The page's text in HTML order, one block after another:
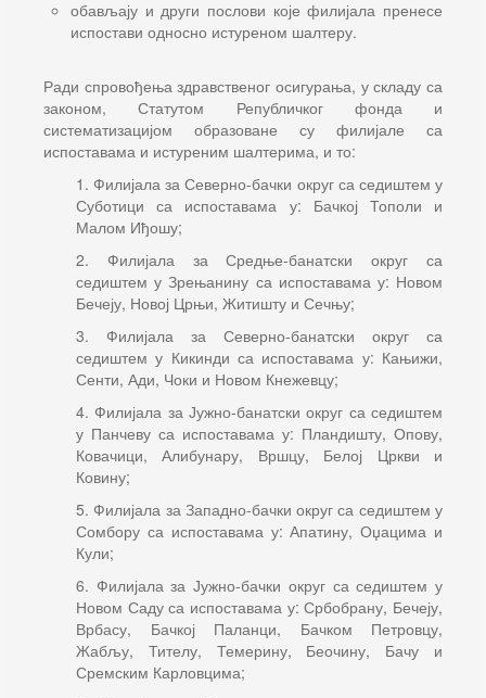
обављају и други послови које филијала пренесе
испостави односно истуреном шалтеру.
Ради спровођења здравственог осигурања, у складу са
законом, Статутом Републичког фонда и
систематизацијом образоване су филијале са
испоставама и истуреним шалтерима, и то:
1. Филијала за Северно-бачки округ са седиштем у
Суботици са испоставама у: Бачкој Тополи и
Малом Иђошу;
2. Филијала за Средње-банатски округ са
седиштем у Зрењанину са испоставама у: Новом
Бечеју, Новој Црњи, Житишту и Сечњу;
3. Филијала за Северно-банатски округ са
седиштем у Кикинди са испоставама у: Кањижи,
Сенти, Ади, Чоки и Новом Кнежевцу;
4. Филијала за Јужно-банатски округ са седиштем
у Панчеву са испоставама у: Пландишту, Опову,
Ковачици, Алибунару, Вршцу, Белој Цркви и
Ковину;
5. Филијала за Западно-бачки округ са седиштем у
Сомбору са испоставама у: Апатину, Оџацима и
Кули;
6. Филијала за Јужно-бачки округ са седиштем у
Новом Саду са испоставама у: Србобрану, Бечеју,
Врбасу, Бачкој Паланци, Бачком Петровцу,
Жабљу, Тителу, Темерину, Беочину, Бачу и
Сремским Карловцима;